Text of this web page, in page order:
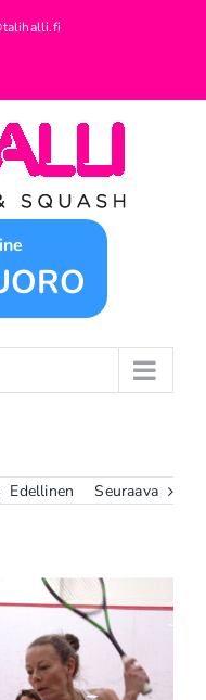
Edellinen Seuraava